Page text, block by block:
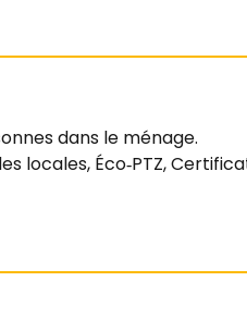
dans le ménage.
locales, Éco‑PTZ,